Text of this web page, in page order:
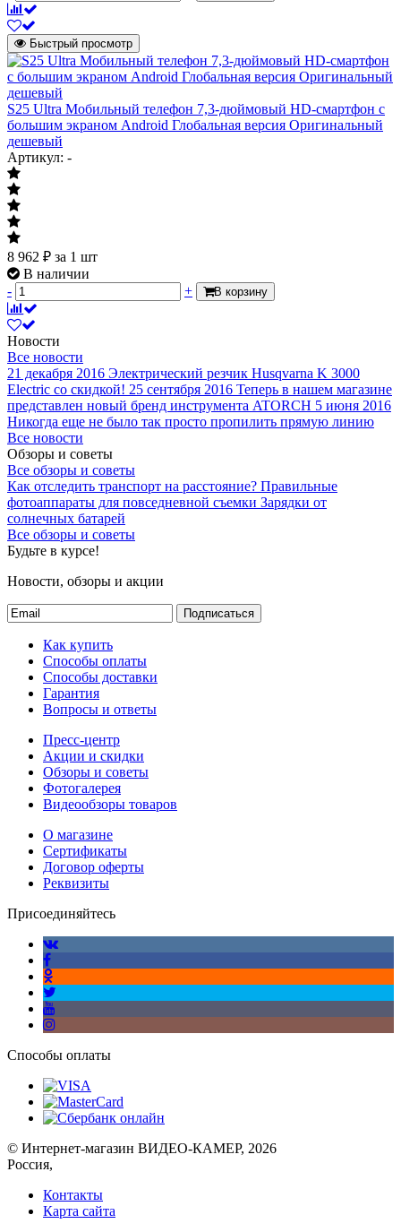
Быстрый просмотр
S25 Ultra Мобильный телефон 7,3-дюймовый HD-смартфон с
большим экраном Android Глобальная версия Оригинальный
дешевый
Артикул: -
8 962 ₽ за 1 шт
В наличии
-
+ В корзину
Новости
Все новости
21 декабря 2016 Электрический резчик Husqvarna K 3000
Electric со скидкой! 25 сентября 2016 Теперь в нашем магазине
представлен новый бренд инструмента ATORCH 5 июня 2016
Никогда еще не было так просто пропилить прямую линию
Все новости
Обзоры и советы
Все обзоры и советы
Как отследить транспорт на расстояние? Правильные
фотоаппараты для повседневной съемки Зарядки от
солнечных батарей
Все обзоры и советы
Будьте в курсе!
Новости, обзоры и акции
Подписаться
Как купить
Способы оплаты
Способы доставки
Гарантия
Вопросы и ответы
Пресс-центр
Акции и скидки
Обзоры и советы
Фотогалерея
Видеообзоры товаров
О магазине
Сертификаты
Договор оферты
Реквизиты
Присоединяйтесь
Способы оплаты
© Интернет-магазин ВИДЕО-КАМЕР, 2026
Россия,
Контакты
Карта сайта